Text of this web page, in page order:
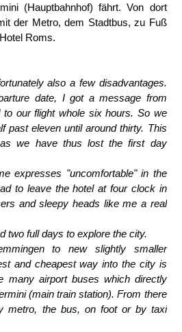
(Hauptbahnhof) fährt. Von dort
der Metro, dem Stadtbus, zu Fuß
Roms.
also a few disadvantages.
date, I got a message from
our flight whole six hours. So we
past eleven until around thirty. This
we have thus lost the first day
expresses "uncomfortable" in the
to leave the hotel at four clock in
and sleepy heads like me a real
two full days to explore the city.
to new slightly smaller
and cheapest way into the city is
many airport buses which directly
(main train station). From there
metro, the bus, on foot or by taxi